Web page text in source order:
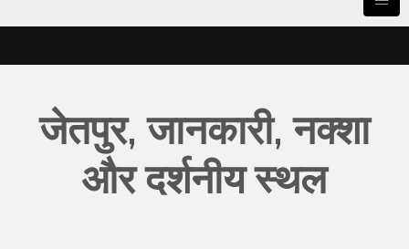
जेतपुर, जानकारी, नक्शा
और दर्शनीय स्थल